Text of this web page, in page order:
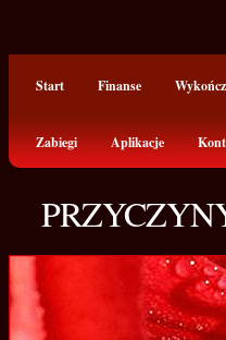
Start Finanse
Zabiegi Aplikacje